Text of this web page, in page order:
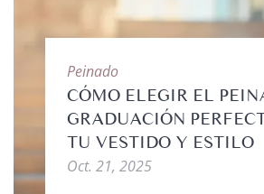
Peinado
CÓMO ELEGIR EL
GRADUACIÓN
TU VESTIDO Y ESTILO
Oct. 21, 2025